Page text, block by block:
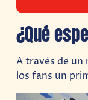
¿Qué
A través de un
los fans un